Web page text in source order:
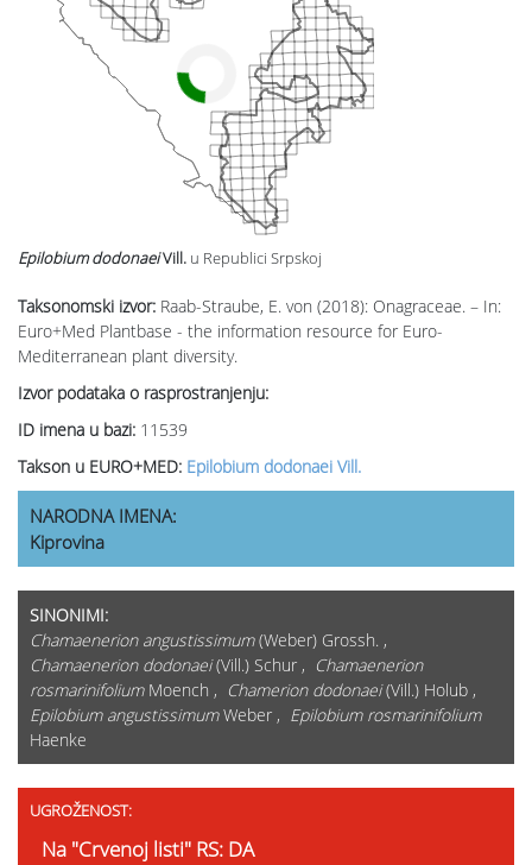
Taksonomski izvor: Raab-Straube, E. von (2018): Onagraceae. – In:
Euro+Med Plantbase - the information resource for Euro-
Mediterranean plant diversity.
Izvor podataka o rasprostranjenju:
ID imena u bazi: 11539
Takson u EURO+MED: Epilobium dodonaei Vill.
Epilobium dodonaeiVill. u Republici Srpskoj
NARODNA IMENA:
Kiprovina
SINONIMI:
Chamaenerion angustissimum(Weber) Grossh. ,
Chamaenerion dodonaei(Vill.) Schur , Chamaenerion
rosmarinifoliumMoench , Chamerion dodonaei(Vill.) Holub ,
Epilobium angustissimumWeber , Epilobium rosmarinifolium
Haenke
UGROŽENOST:
Na "Crvenoj listi" RS: DA